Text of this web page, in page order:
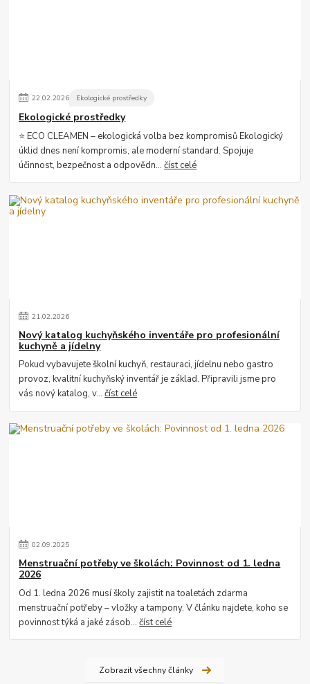
22.02.2026 Ekologické prostředky
Ekologické prostředky
⭐ ECO CLEAMEN – ekologická volba bez kompromisů Ekologický
úklid dnes není kompromis, ale moderní standard. Spojuje
účinnost, bezpečnost a odpovědn...číst celé
21.02.2026
Nový katalog kuchyňského inventáře pro profesionální
kuchyně a jídelny
Pokud vybavujete školní kuchyň, restauraci, jídelnu nebo gastro
provoz, kvalitní kuchyňský inventář je základ. Připravili jsme pro
vás nový katalog, v...číst celé
02.09.2025
Menstruační potřeby ve školách: Povinnost od 1. ledna
2026
Od 1. ledna 2026 musí školy zajistit na toaletách zdarma
menstruační potřeby – vložky a tampony. V článku najdete, koho se
povinnost týká a jaké zásob...číst celé
Zobrazit všechny články